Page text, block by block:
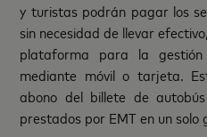
y turistas podrán pagar los
sin necesidad de llevar
plataforma para la
mediante móvil o tarjeta.
abono del billete de
prestados por EMT en un solo